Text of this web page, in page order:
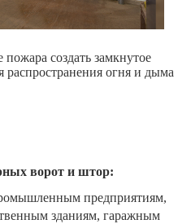
создать замкнутое
распространения огня и дыма
ворот и штор:
предприятиям,
зданиям, гаражным